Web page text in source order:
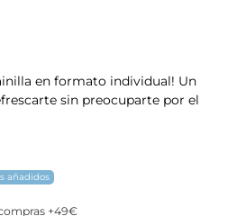
en formato individual! Un
sin preocuparte por el
añadidos
+49€